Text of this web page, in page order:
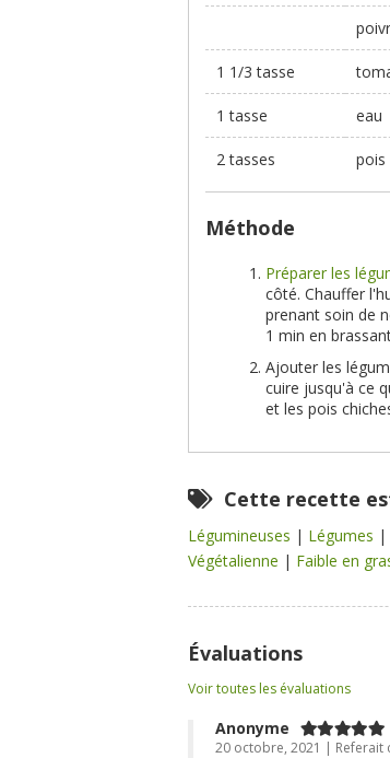
1 1/3 tasse
1 tasse eau
2 tasses pois
Méthode
Préparer les
côté. Chauffer
prenant soin de
1 min en
Ajouter les
cuire jusqu'à ce
et les pois
Cette recette
Légumineuses | Légumes |
Végétalienne | Faible en
Évaluations
Voir toutes les évaluations
Anonyme
20 octobre, 2021 | Referait